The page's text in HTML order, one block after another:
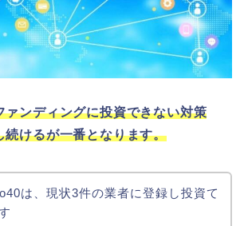
ァンディングに投資できない対策
続けるが一番となります。
は、現状3件の業者に登録し投資て